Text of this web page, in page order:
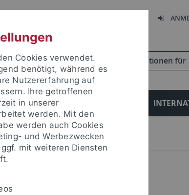
Informationen für
EINRICHTUNGEN
Cookies verwendet.
benötigt, während es
Nutzererfahrung auf
Ihre getroffenen
in unserer
werden. Mit den
werden auch Cookies
und Werbezwecken
mit weiteren Diensten